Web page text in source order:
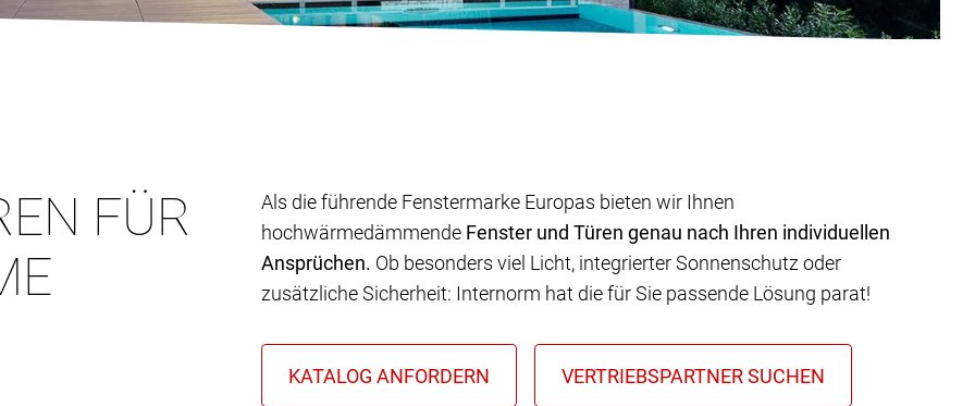
FÜR
Als die führende Fenstermarke Europas bieten wir Ihnen
hochwärmedämmende Fenster und Türen genau nach Ihren individuellen
Ansprüchen. Ob besonders viel Licht, integrierter Sonnenschutz oder
zusätzliche Sicherheit: Internorm hat die für Sie passende Lösung parat!